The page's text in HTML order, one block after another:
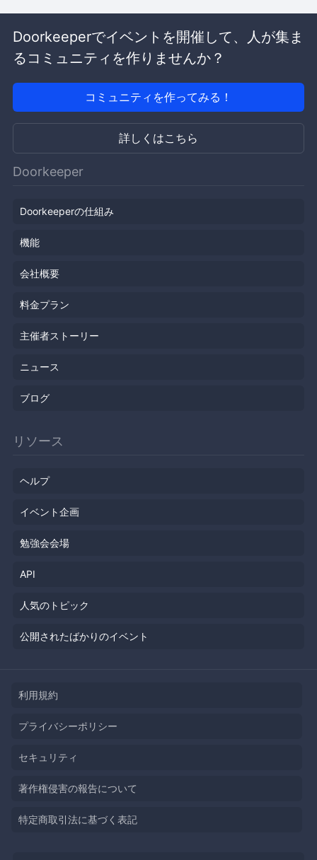
Doorkeeperでイベントを開催して、人が集ま
るコミュニティを作りませんか？
コミュニティを作ってみる！
詳しくはこちら
Doorkeeper
Doorkeeperの仕組み
機能
会社概要
料金プラン
主催者ストーリー
ニュース
ブログ
リソース
ヘルプ
イベント企画
勉強会会場
API
人気のトピック
公開されたばかりのイベント
利用規約
プライバシーポリシー
セキュリティ
著作権侵害の報告について
特定商取引法に基づく表記